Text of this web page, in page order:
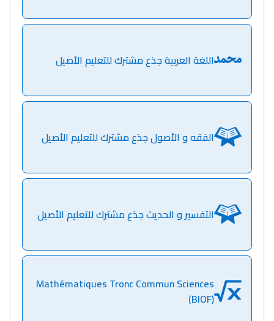
فمنظّمة دولية
التّطوّعي، التّشبيك و
أشياء أخرى مع مامودو
سامورا
الطولي، ملاك البردع
كتحكي على تجربتها
اللغة العربية جذع مشترك للتعليم الأصيل
الفقه و الأصول جذع مشترك للتعليم الأصيل
التفسير و الحديث جذع مشترك للتعليم الأصيل
Mathématiques Tronc Commun Sciences
(BIOF)